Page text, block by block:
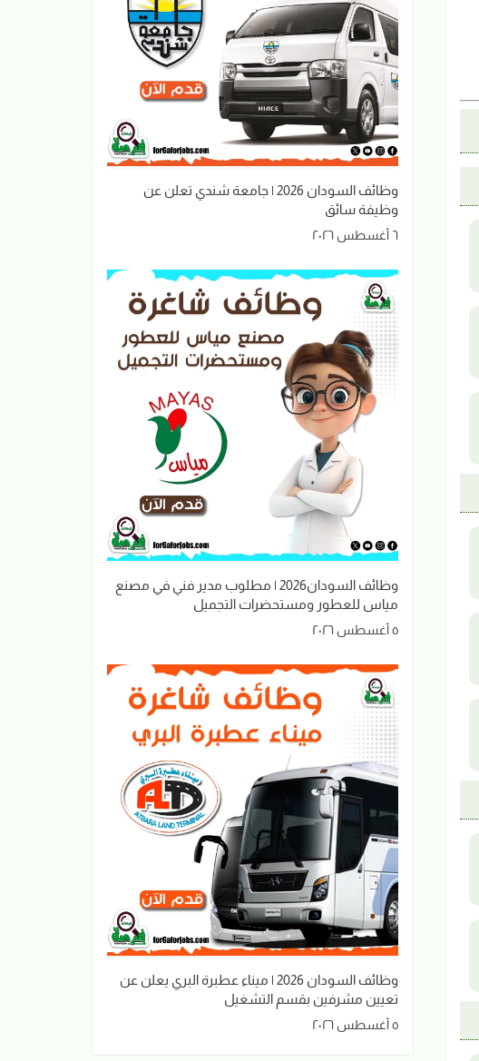
وظائف السودان 2026 | جامعة شندي تعلن عن
وظيفة سائق
٦ أغسطس ٢٠٢٦
وظائف السودان2026 | مطلوب مدير فني في مصنع
مياس للعطور ومستحضرات التجميل
٥ أغسطس ٢٠٢٦
وظائف السودان 2026 | ميناء عطبرة البري يعلن عن
تعيين مشرفين بقسم التشغيل
٥ أغسطس ٢٠٢٦